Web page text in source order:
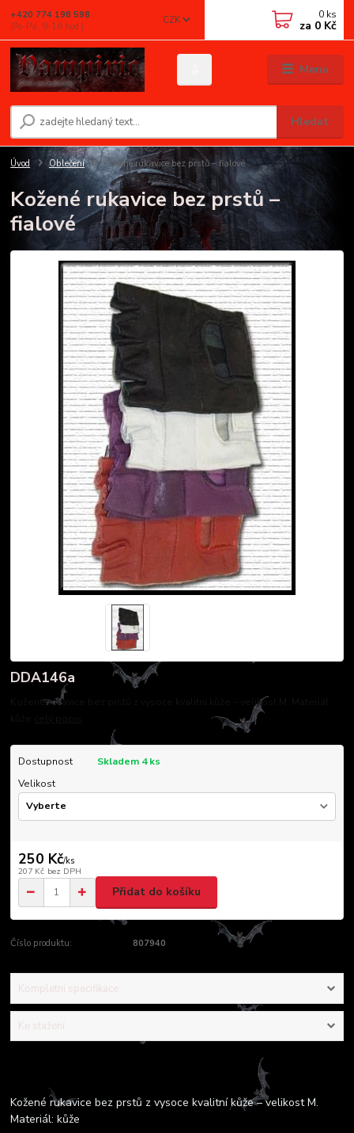
Menu
CZK
Hledat
+420 774 198 598
(Po-Pá, 9-16 hod.)
0 ks
za 0 Kč
Úvod Oblečení Kožené rukavice bez prstů – fialové
Kožené rukavice bez prstů –
fialové
DDA146a
Kožené rukavice bez prstů z vysoce kvalitní kůže – velikost M. Materiál:
Dostupnost
Skladem 4 ks
Velikost
250 Kč/ks
207 Kč bez DPH
Přidat do košíku
Číslo produktu: 807940
Kompletní specifikace
Ke stažení
Kožené rukavice bez prstů z vysoce kvalitní kůže – velikost M.
Materiál: kůže